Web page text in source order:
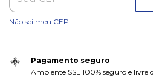
Não sei meu CEP
Pagamento seguro
Ambiente SSL 100% seguro e livre